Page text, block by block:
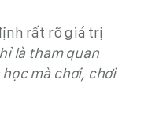
rất rõ giá trị
là tham quan
mà chơi, chơi